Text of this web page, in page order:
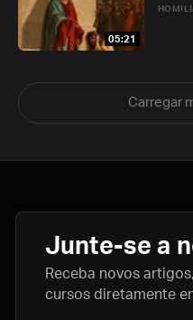
05:21
Carregar
Junte-se a
Receba novos
cursos diretamente